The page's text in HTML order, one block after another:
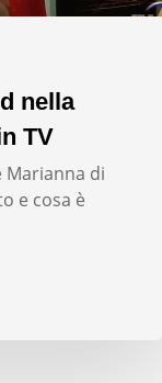
nella
TV
Marianna di
e cosa è